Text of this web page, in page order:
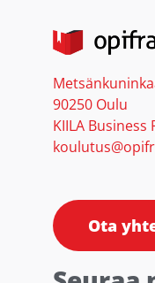
90250 Oulu
KIILA Business
Ota